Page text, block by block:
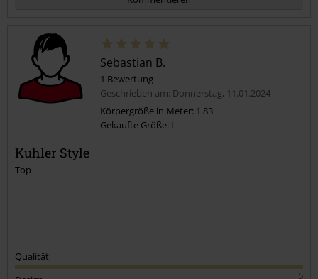
Kommentar jetzt abschicken!
Sebastian B.
1 Bewertung
Geschrieben am: Donnerstag, 11.01.2024
Körpergröße in Meter: 1.83
Gekaufte Größe: L
Kuhler Style
Top
Qualität
5